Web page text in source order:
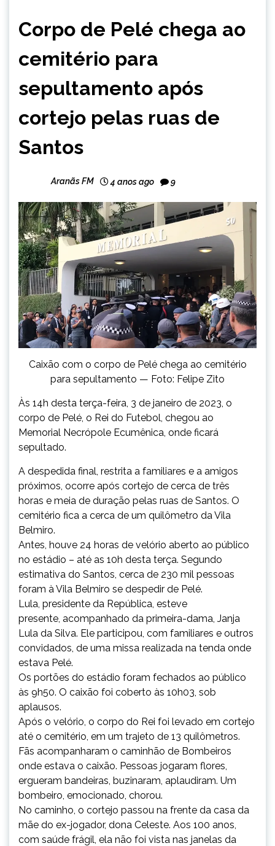
Corpo de Pelé chega ao
cemitério para
sepultamento após
cortejo pelas ruas de
Santos
Aranãs FM 4 anos ago 9
Caixão com o corpo de Pelé chega ao cemitério
para sepultamento — Foto: Felipe Zito
Às 14h desta terça-feira, 3 de janeiro de 2023, o
corpo de Pelé, o Rei do Futebol, chegou ao
Memorial Necrópole Ecumênica, onde ficará
sepultado.
A despedida final, restrita a familiares e a amigos
próximos, ocorre após cortejo de cerca de três
horas e meia de duração pelas ruas de Santos. O
cemitério fica a cerca de um quilômetro da Vila
Belmiro.
Antes, houve 24 horas de velório aberto ao público
no estádio – até as 10h desta terça. Segundo
estimativa do Santos, cerca de 230 mil pessoas
foram à Vila Belmiro se despedir de Pelé.
Lula, presidente da República, esteve
presente, acompanhado da primeira-dama, Janja
Lula da Silva. Ele participou, com familiares e outros
convidados, de uma missa realizada na tenda onde
estava Pelé.
Os portões do estádio foram fechados ao público
às 9h50. O caixão foi coberto às 10h03, sob
aplausos.
Após o velório, o corpo do Rei foi levado em cortejo
até o cemitério, em um trajeto de 13 quilômetros.
Fãs acompanharam o caminhão de Bombeiros
onde estava o caixão. Pessoas jogaram flores,
ergueram bandeiras, buzinaram, aplaudiram. Um
bombeiro, emocionado, chorou.
No caminho, o cortejo passou na frente da casa da
mãe do ex-jogador, dona Celeste. Aos 100 anos,
com saúde frágil, ela não foi vista nas janelas da